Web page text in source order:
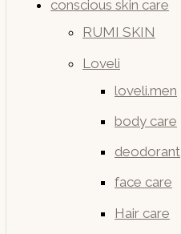
conscious skin care
RUMI SKIN
Loveli
loveli.men
body care
deodorant
face care
Hair care